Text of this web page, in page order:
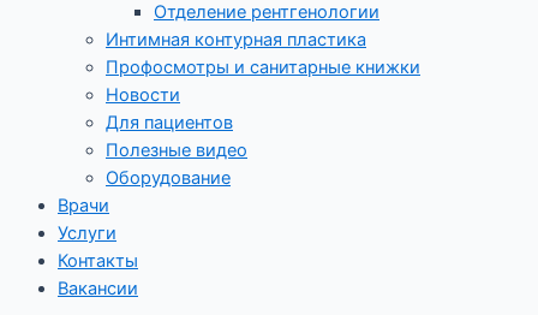
Отделение рентгенологии
Интимная контурная пластика
Профосмотры и санитарные книжки
Новости
Для пациентов
Полезные видео
Оборудование
Врачи
Услуги
Контакты
Вакансии